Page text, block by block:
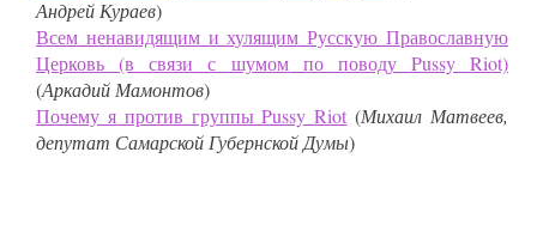
Андрей Кураев)
Всем ненавидящим и хулящим Русскую Православную
Церковь (в связи с шумом по поводу Pussy Riot)
(Аркадий Мамонтов)
Почему я против группы Pussy Riot (Михаил Матвеев,
депутат Самарской Губернской Думы)